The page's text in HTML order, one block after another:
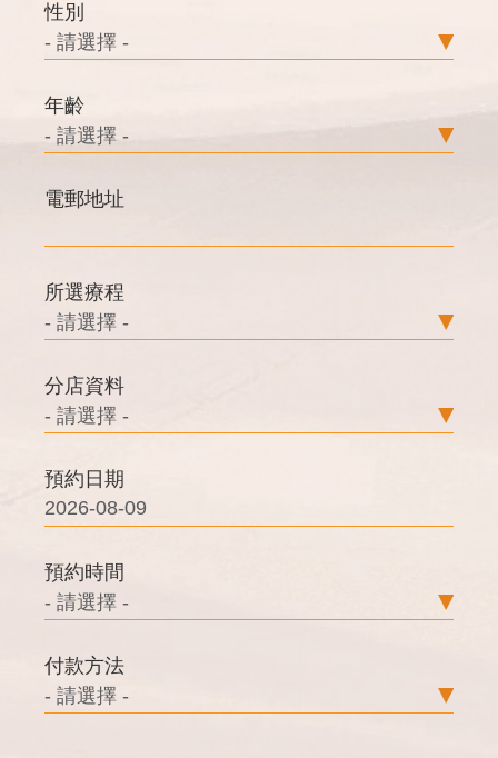
性別
年齡
電郵地址
所選療程
分店資料
預約日期
預約時間
付款方法